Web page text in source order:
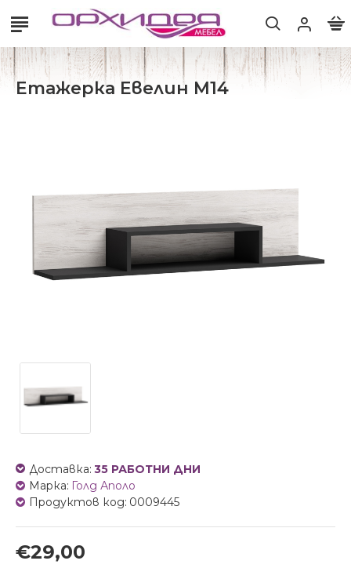
Етажерка Евелин М14
€29,00
Доставка: 35 РАБОТНИ ДНИ
Марка: Голд Аполо
Продуктов код: 0009445